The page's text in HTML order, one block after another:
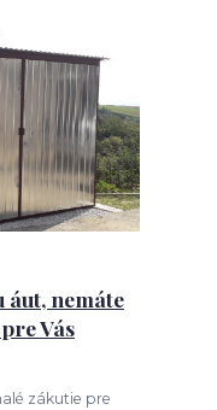
áut, nemáte
Vás
zákutie pre